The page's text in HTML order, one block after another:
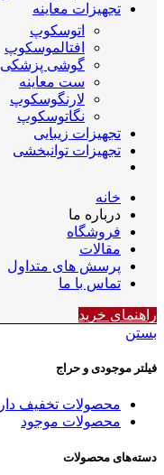
تجهیزات معاینه
اتوسکوپ
افتالموسکوپ
گوشی پزشکی
ست معاینه
لارنگوسکوپ
نگاتوسکوپ
تجهیزات زیبایی
تجهیزات توانبخشی
خانه
درباره ما
فروشگاه
مقالات
پرسش های متداول
تماس با ما
راهنمای خرید
بستن
فیلتر موجودی و حراج
محصولات تخفیف دار
محصولات موجود
دسته‌های محصولات